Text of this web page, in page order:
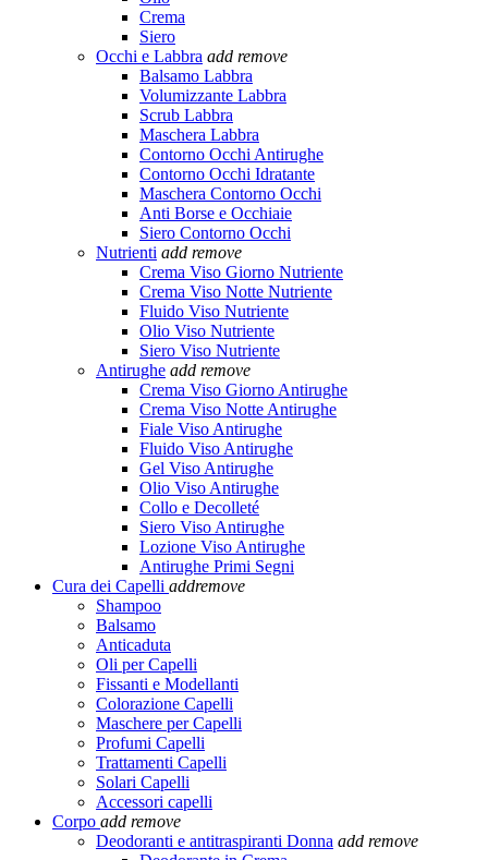
Crema
Siero
Occhi e Labbra add remove
Balsamo Labbra
Volumizzante Labbra
Scrub Labbra
Maschera Labbra
Contorno Occhi Antirughe
Contorno Occhi Idratante
Maschera Contorno Occhi
Anti Borse e Occhiaie
Siero Contorno Occhi
Nutrienti add remove
Crema Viso Giorno Nutriente
Crema Viso Notte Nutriente
Fluido Viso Nutriente
Olio Viso Nutriente
Siero Viso Nutriente
Antirughe add remove
Crema Viso Giorno Antirughe
Crema Viso Notte Antirughe
Fiale Viso Antirughe
Fluido Viso Antirughe
Gel Viso Antirughe
Olio Viso Antirughe
Collo e Decolleté
Siero Viso Antirughe
Lozione Viso Antirughe
Antirughe Primi Segni
Cura dei Capelli addremove
Shampoo
Balsamo
Anticaduta
Oli per Capelli
Fissanti e Modellanti
Colorazione Capelli
Maschere per Capelli
Profumi Capelli
Trattamenti Capelli
Solari Capelli
Accessori capelli
Corpo add remove
Deodoranti e antitraspiranti Donna add remove